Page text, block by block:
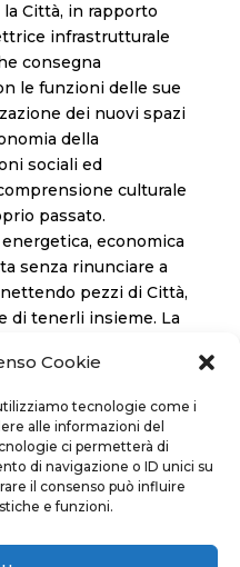
Cookie
tecnologie come i
alle informazioni del
ci permetterà di
di navigazione o ID unici su
il consenso può influire
e funzioni.
Città, in rapporto
infrastrutturale
consegna
le funzioni delle sue
dei nuovi spazi
della
sociali ed
culturale
passato.
economica
senza rinunciare a
pezzi di Città,
di tenerli insieme. La
relazioni e delle
al welfare,
educative –
che riduca
esperienza, facendo